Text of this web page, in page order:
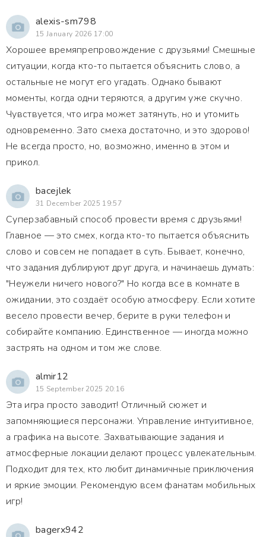
alexis-sm798
15 January 2026 17:00
Хорошее времяпрепровождение с друзьями! Смешные
ситуации, когда кто-то пытается объяснить слово, а
остальные не могут его угадать. Однако бывают
моменты, когда одни теряются, а другим уже скучно.
Чувствуется, что игра может затянуть, но и утомить
одновременно. Зато смеха достаточно, и это здорово!
Не всегда просто, но, возможно, именно в этом и
прикол.
bacejlek
31 December 2025 19:57
Суперзабавный способ провести время с друзьями!
Главное — это смех, когда кто-то пытается объяснить
слово и совсем не попадает в суть. Бывает, конечно,
что задания дублируют друг друга, и начинаешь думать:
"Неужели ничего нового?" Но когда все в комнате в
ожидании, это создаёт особую атмосферу. Если хотите
весело провести вечер, берите в руки телефон и
собирайте компанию. Единственное — иногда можно
застрять на одном и том же слове.
almir12
15 September 2025 20:16
Эта игра просто заводит! Отличный сюжет и
запомняющиеся персонажи. Управление интуитивное,
а графика на высоте. Захватывающие задания и
атмосферные локации делают процесс увлекательным.
Подходит для тех, кто любит динамичные приключения
и яркие эмоции. Рекомендую всем фанатам мобильных
игр!
bagerx942